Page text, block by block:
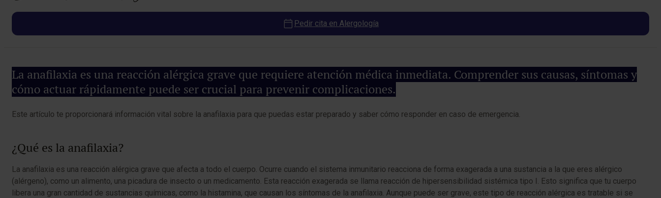
La anafilaxia es una reacción alérgica grave que requiere atención médica inmediata. Comprender sus causas, síntomas y
cómo actuar rápidamente puede ser crucial para prevenir complicaciones.
Este artículo te proporcionará información vital sobre la anafilaxia para que puedas estar preparado y saber cómo responder en caso de emergencia.
¿Qué es la anafilaxia?
La anafilaxia es una reacción alérgica grave que afecta a todo el cuerpo. Ocurre cuando el sistema inmunitario reacciona de forma exagerada a una sustancia a la que eres alérgico
(alérgeno), como un alimento, una picadura de insecto o un medicamento. Esta reacción exagerada se llama reacción de hipersensibilidad sistémica tipo I. Esto significa que tu cuerpo
libera una gran cantidad de sustancias químicas, como la histamina, que causan los síntomas de la anafilaxia. Aunque puede ser grave, este tipo de reacción alérgica es tratable si se
Pedir cita en Alergología